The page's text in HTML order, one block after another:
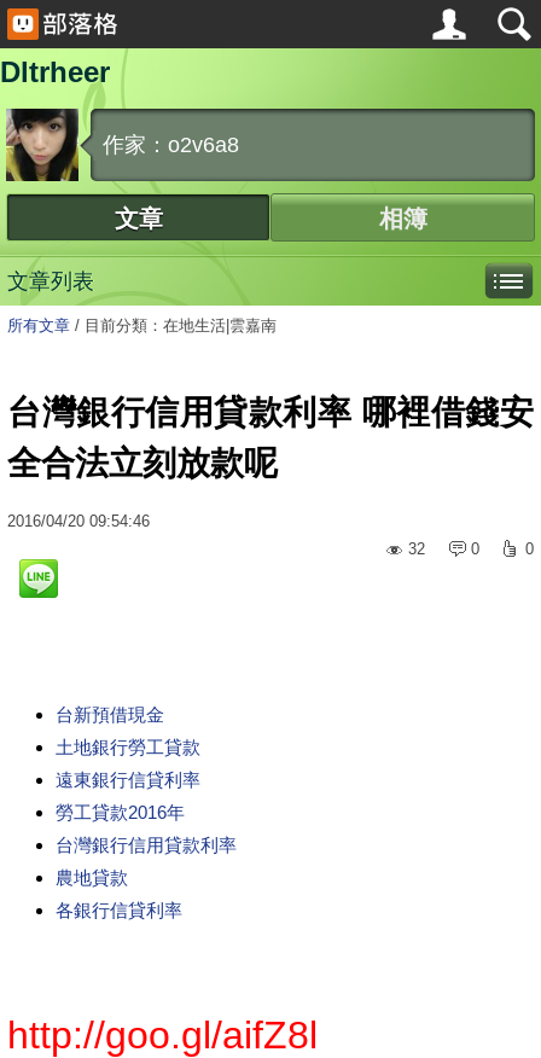
Dltrheer
作家：o2v6a8
文章 相簿
文章列表
所有文章 / 目前分類：在地生活|雲嘉南
台灣銀行信用貸款利率 哪裡借錢安
全合法立刻放款呢
2016/04/20 09:54:46
32
0 0
台新預借現金
土地銀行勞工貸款
遠東銀行信貸利率
勞工貸款2016年
台灣銀行信用貸款利率
農地貸款
各銀行信貸利率
http://goo.gl/aifZ8l